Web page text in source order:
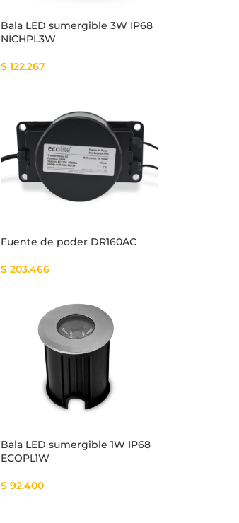
Bala LED sumergible 3W IP68
NICHPL3W
$ 122.267
Fuente de poder DR160AC
$ 203.466
Bala LED sumergible 1W IP68
ECOPL1W
$ 92.400